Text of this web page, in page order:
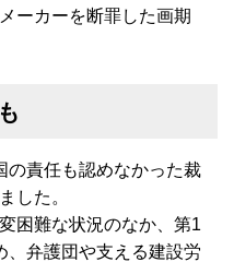
ーカーを断罪した画期
責任も認めなかった裁
した。
困難な状況のなか、第1
、弁護団や支える建設労